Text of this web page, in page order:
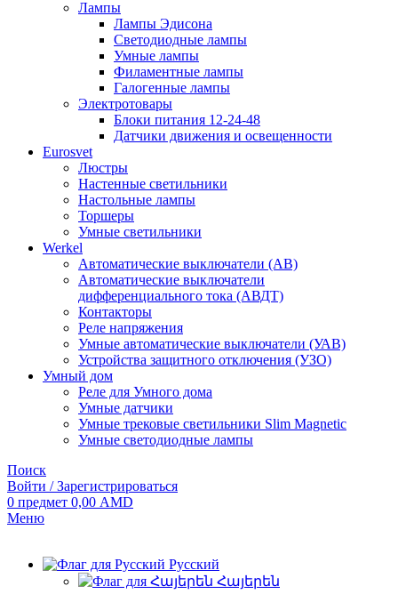
Лампы
Лампы Эдисона
Светодиодные лампы
Умные лампы
Филаментные лампы
Галогенные лампы
Электротовары
Блоки питания 12-24-48
Датчики движения и освещенности
Eurosvet
Люстры
Настенные светильники
Настольные лампы
Торшеры
Умные светильники
Werkel
Автоматические выключатели (АВ)
Автоматические выключатели
дифференциального тока (АВДТ)
Контакторы
Реле напряжения
Умные автоматические выключатели (УАВ)
Устройства защитного отключения (УЗО)
Умный дом
Реле для Умного дома
Умные датчики
Умные трековые светильники Slim Magnetic
Умные светодиодные лампы
Поиск
Войти / Зарегистрироваться
0 предмет 0,00 AMD
Меню
Русский
Հայերեն